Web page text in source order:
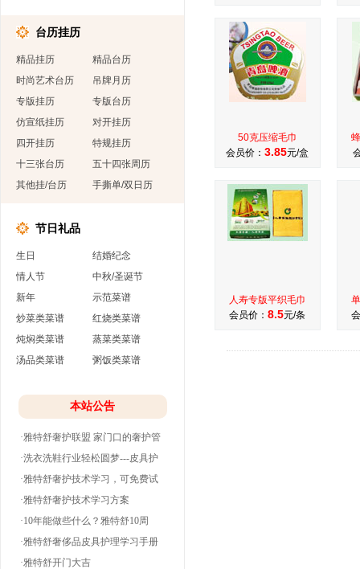
台历挂历
精品挂历
精品台历
时尚艺术台历
吊牌月历
专版挂历
专版台历
仿宣纸挂历
对开挂历
四开挂历
特规挂历
十三张台历
五十四张周历
其他挂/台历
手撕单/双日历
节日礼品
生日
结婚纪念
情人节
中秋/圣诞节
新年
示范菜谱
炒菜类菜谱
红烧类菜谱
炖焖类菜谱
蒸菜类菜谱
汤品类菜谱
粥饭类菜谱
本站公告
·雅特舒奢护联盟 家门口的奢护管
家
·洗衣洗鞋行业轻松圆梦---皮具护
理
·雅特舒奢护技术学习，可免费试
学并分期付款
·雅特舒奢护技术学习方案
·10年能做些什么？雅特舒10周
年。
·雅特舒奢侈品皮具护理学习手册
·雅特舒开门大吉
50克压缩毛巾
会员价： 3.85元/盒
人寿专版平织毛巾
会员价： 8.5元/条